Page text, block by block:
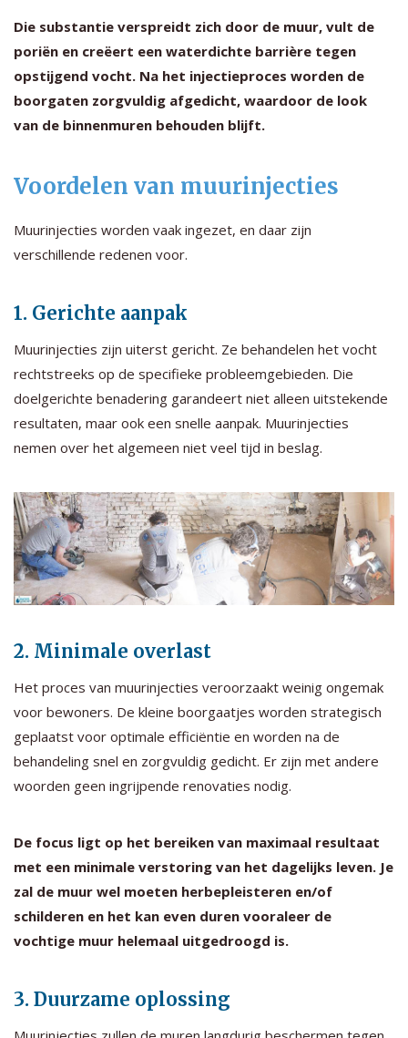
Die substantie verspreidt zich door de muur, vult de
poriën en creëert een waterdichte barrière tegen
opstijgend vocht. Na het injectieproces worden de
boorgaten zorgvuldig afgedicht, waardoor de look
van de binnenmuren behouden blijft.
Voordelen van muurinjecties
Muurinjecties worden vaak ingezet, en daar zijn
verschillende redenen voor.
1. Gerichte aanpak
Muurinjecties zijn uiterst gericht. Ze behandelen het vocht
rechtstreeks op de specifieke probleemgebieden. Die
doelgerichte benadering garandeert niet alleen uitstekende
resultaten, maar ook een snelle aanpak. Muurinjecties
nemen over het algemeen niet veel tijd in beslag.
2. Minimale overlast
Het proces van muurinjecties veroorzaakt weinig ongemak
voor bewoners. De kleine boorgaatjes worden strategisch
geplaatst voor optimale efficiëntie en worden na de
behandeling snel en zorgvuldig gedicht. Er zijn met andere
woorden geen ingrijpende renovaties nodig.
De focus ligt op het bereiken van maximaal resultaat
met een minimale verstoring van het dagelijks leven. Je
zal de muur wel moeten herbepleisteren en/of
schilderen en het kan even duren vooraleer de
vochtige muur helemaal uitgedroogd is.
3. Duurzame oplossing